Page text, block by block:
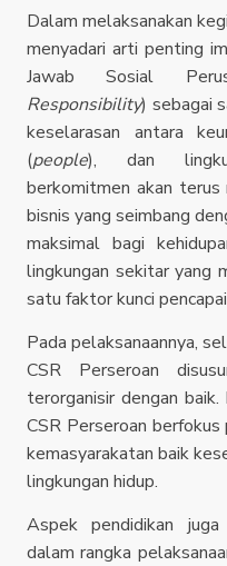
Dalam melaksanakan
menyadari arti penting
Jawab Sosial
Responsibility) sebagai
keselarasan antara
(people), dan
berkomitmen akan terus
bisnis yang seimbang
maksimal bagi
lingkungan sekitar yang
satu faktor kunci
Pada pelaksanaannya,
CSR Perseroan
terorganisir dengan
CSR Perseroan
kemasyarakatan baik
lingkungan hidup.
Aspek pendidikan
dalam rangka